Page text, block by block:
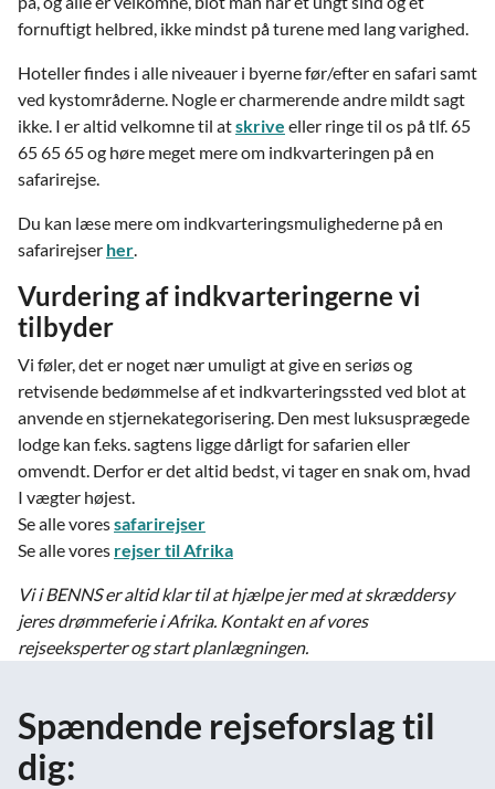
fornuftigt helbred, ikke mindst på turene med lang varighed.
Hoteller findes i alle niveauer i byerne før/efter en safari samt
ved kystområderne. Nogle er charmerende andre mildt sagt
ikke. I er altid velkomne til atskrive eller ringe til os på tlf. 65
65 65 65 og høre meget mere om indkvarteringen på en
safarirejse.
Du kan læse mere om indkvarteringsmulighederne på en
safarirejser her.
Vurdering af indkvarteringerne vi
tilbyder
Vi føler, det er noget nær umuligt at give en seriøs og
retvisende bedømmelse af et indkvarteringssted ved blot at
anvende en stjernekategorisering. Den mest luksusprægede
lodge kan f.eks. sagtens ligge dårligt for safarien eller
omvendt. Derfor er det altid bedst, vi tager en snak om, hvad
I vægter højest.
Se alle voressafarirejser
Se alle vores rejser til Afrika
Vi i BENNS er altid klar til at hjælpe jer med at skræddersy
jeres drømmeferie i Afrika. Kontakt en af vores
rejseeksperter og start planlægningen.
Spændende rejseforslag til
dig: